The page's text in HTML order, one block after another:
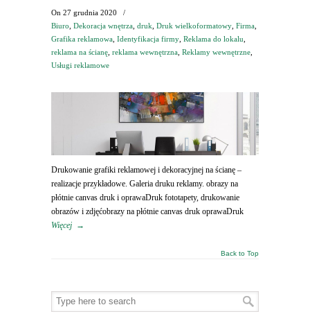
On 27 grudnia 2020
/
Biuro Dekoracja wnętrza druk Druk wielkoformatowy Firma
Grafika reklamowa Identyfikacja firmy Reklama do lokalu
reklama na ścianę reklama wewnętrzna Reklamy wewnętrzne
Usługi reklamowe
Drukowanie grafiki reklamowej i dekoracyjnej na ścianę –
realizacje przykładowe. Galeria druku reklamy. obrazy na
płótnie canvas druk i oprawaDruk fototapety, drukowanie
obrazów i zdjęćobrazy na płótnie canvas druk oprawaDruk
Więcej →
Back to Top